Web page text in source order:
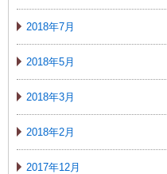
2018年7月
2018年5月
2018年3月
2018年2月
2017年12月